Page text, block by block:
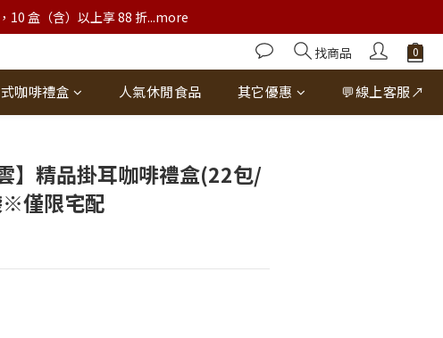
10 盒（含）以上享 88 折...more
找商品
咖啡禮盒 人氣休閒食品 其它優惠 💬線上客服↗
】精品掛耳咖啡禮盒(22包/
僅限宅配